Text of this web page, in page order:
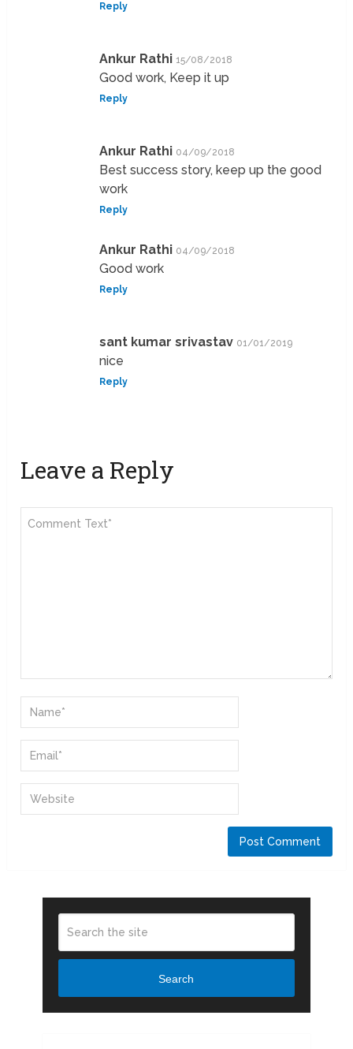
Reply
Ankur Rathi 15/08/2018
Good work, Keep it up
Reply
Ankur Rathi 04/09/2018
Best success story, keep up the good
work
Reply
Ankur Rathi 04/09/2018
Good work
Reply
sant kumar srivastav 01/01/2019
nice
Reply
Leave a Reply
Search